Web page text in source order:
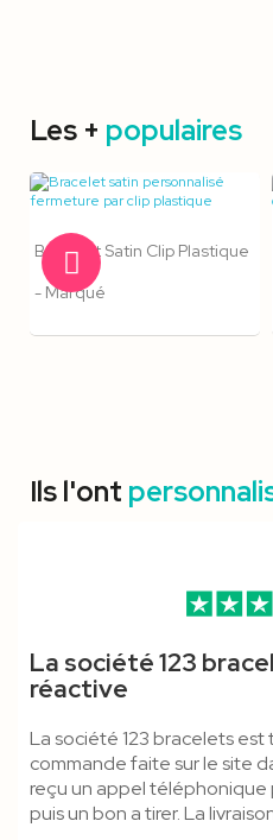
Les + populaires
Bracelet Satin Clip Plastique
- Marqué
Vierge
TUBULAIRE
Étouffement - Cordon
Ils l'ont
La société 123
réactive
La société 123 bracelets est
commande faite sur le site
reçu un appel
puis un bon a tirer. La